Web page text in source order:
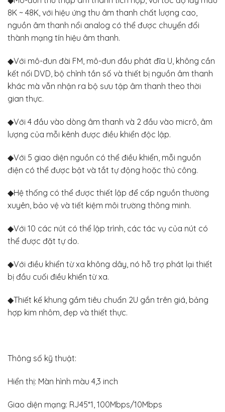
8K ~ 48K, với hiệu ứng thu âm thanh chất lượng cao,
nguồn âm thanh nổi analog có thể được chuyển đổi
thành mạng tín hiệu âm thanh.
◆Với mô-đun đài FM, mô-đun đầu phát đĩa U, không cần
kết nối DVD, bộ chỉnh tần số và thiết bị nguồn âm thanh
khác mà vẫn nhận ra bộ sưu tập âm thanh theo thời
gian thực.
◆Với 4 đầu vào dòng âm thanh và 2 đầu vào micrô, âm
lượng của mỗi kênh được điều khiển độc lập.
◆Với 5 giao diện nguồn có thể điều khiển, mỗi nguồn
điện có thể được bật và tắt tự động hoặc thủ công.
◆Hệ thống có thể được thiết lập để cấp nguồn thường
xuyên, bảo vệ và tiết kiệm môi trường thông minh.
◆Với 10 các nút có thể lập trình, các tác vụ của nút có
thể được đặt tự do.
◆Với điều khiển từ xa không dây, nó hỗ trợ phát lại thiết
bị đầu cuối điều khiển từ xa.
◆Thiết kế khung gầm tiêu chuẩn 2U gắn trên giá, bảng
hợp kim nhôm, đẹp và thiết thực.
Thông số kỹ thuật:
Hiển thị: Màn hình màu 4,3 inch
Giao diện mạng: RJ45*1, 100Mbps/10Mbps